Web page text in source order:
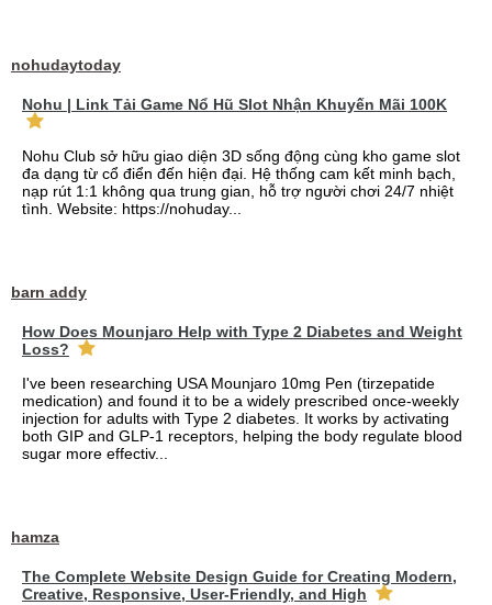
nohudaytoday
Nohu | Link Tải Game Nổ Hũ Slot Nhận Khuyến Mãi 100K
Nohu Club sở hữu giao diện 3D sống động cùng kho game slot
đa dạng từ cổ điển đến hiện đại. Hệ thống cam kết minh bạch,
nạp rút 1:1 không qua trung gian, hỗ trợ người chơi 24/7 nhiệt
tình. Website: https://nohuday...
barn addy
How Does Mounjaro Help with Type 2 Diabetes and Weight
Loss?
I've been researching USA Mounjaro 10mg Pen (tirzepatide
medication) and found it to be a widely prescribed once-weekly
injection for adults with Type 2 diabetes. It works by activating
both GIP and GLP-1 receptors, helping the body regulate blood
sugar more effectiv...
hamza
The Complete Website Design Guide for Creating Modern,
Creative, Responsive, User-Friendly, and High